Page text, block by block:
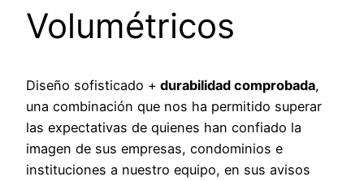
Volumétricos
Diseño sofisticado + durabilidad comprobada,
una combinación que nos ha permitido superar
las expectativas de quienes han confiado la
imagen de sus empresas, condominios e
instituciones a nuestro equipo, en sus avisos